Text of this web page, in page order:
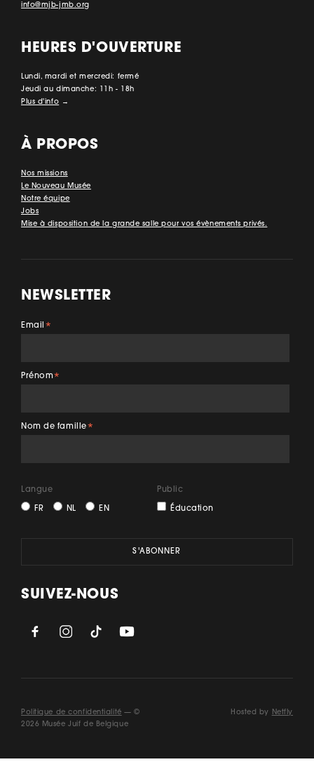
info@mjb-jmb.org
HEURES D'OUVERTURE
Lundi, mardi et mercredi: fermé
Jeudi au dimanche: 11h - 18h
Plus d'info →
À PROPOS
Nos missions
Le Nouveau Musée
Notre équipe
Jobs
Mise à disposition de la grande salle pour vos évènements privés.
NEWSLETTER
Email *
Prénom*
Nom de famille*
Langue
FR NL EN
Public
Éducation
SUIVEZ-NOUS
Politique de confidentialité — ©
2026 Musée Juif de Belgique
Hosted by Netfly